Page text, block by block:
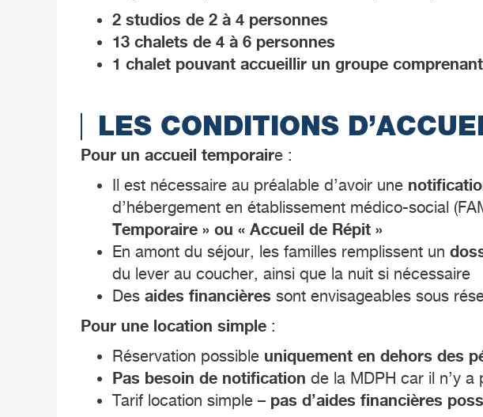
2 studios de 2 à 4 personnes
13 chalets de 4 à 6 personnes
1 chalet pouvant accueillir un groupe
LES CONDITIONS
Pour un accueil temporaire :
Il est nécessaire au préalable d’avoir une
d’hébergement en établissement médico-social
Temporaire » ou « Accueil de Répit »
En amont du séjour, les familles remplissent un
du lever au coucher, ainsi que la nuit si nécessaire
Des aides financières sont envisageables sous
Pour une location simple :
Réservation possible uniquement en dehors des
Pas besoin de notification de la MDPH car il n’y a
Tarif location simple – pas d’aides financières